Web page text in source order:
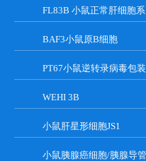
FL83B 小鼠正常肝细胞系
BAF3小鼠原B细胞
WEHI 3B
小鼠肝星形细胞JS1